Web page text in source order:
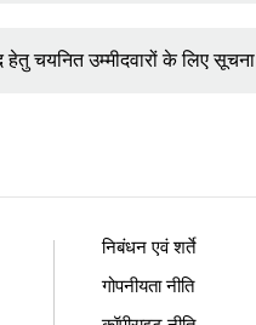
चयनित उम्मीदवारों के लिए सूचना
निबंधन एवं शर्ते
गोपनीयता नीति